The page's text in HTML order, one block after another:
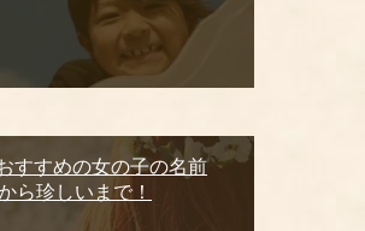
すすめの女の子の名前
ら珍しいまで！